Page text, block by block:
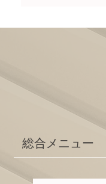
二重埋没
ンタイム
総合メニュー